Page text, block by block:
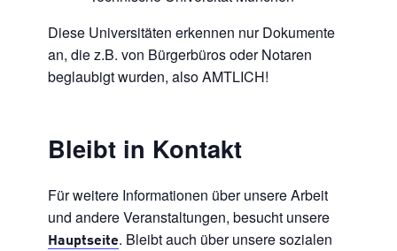
Diese Universitäten erkennen nur Dokumente
an, die z.B. von Bürgerbüros oder Notaren
beglaubigt wurden, also AMTLICH!
Bleibt in Kontakt
Für weitere Informationen über unsere Arbeit
und andere Veranstaltungen, besucht unsere
Hauptseite. Bleibt auch über unsere sozialen